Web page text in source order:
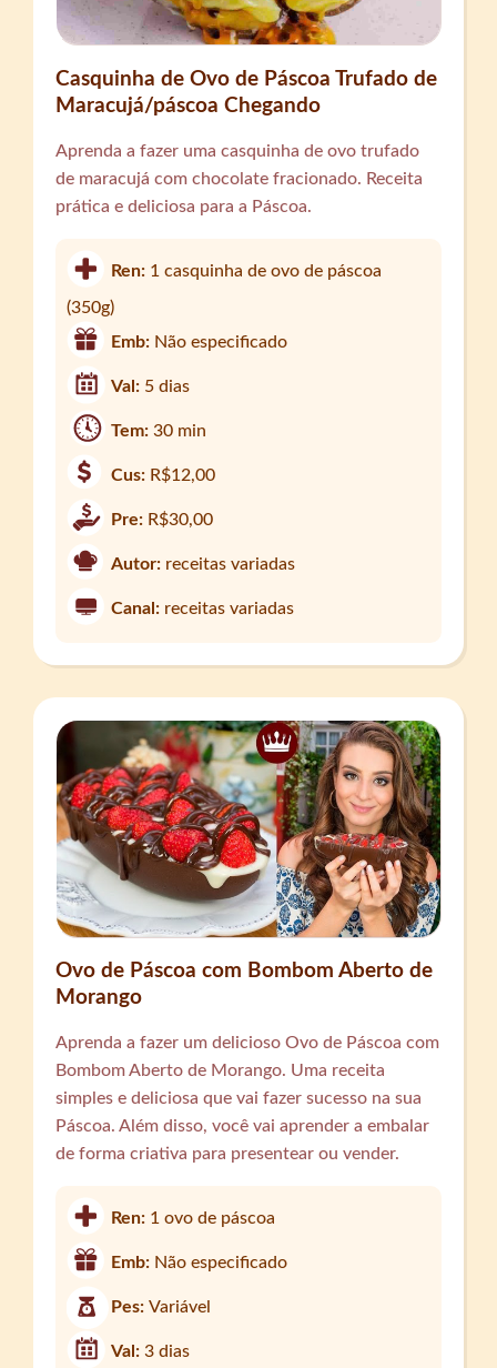
Casquinha de Ovo de Páscoa Trufado de
Maracujá/páscoa Chegando
Aprenda a fazer uma casquinha de ovo trufado
de maracujá com chocolate fracionado. Receita
prática e deliciosa para a Páscoa.
Ren: 1 casquinha de ovo de páscoa
(350g)
Emb: Não especificado
Val: 5 dias
Tem:30 min
Cus: R$12,00
Pre: R$30,00
Autor: receitas variadas
Canal: receitas variadas
Ovo de Páscoa com Bombom Aberto de
Morango
Aprenda a fazer um delicioso Ovo de Páscoa com
Bombom Aberto de Morango. Uma receita
simples e deliciosa que vai fazer sucesso na sua
Páscoa. Além disso, você vai aprender a embalar
de forma criativa para presentear ou vender.
Ren: 1 ovo de páscoa
Emb: Não especificado
Pes:Variável
Val:3 dias